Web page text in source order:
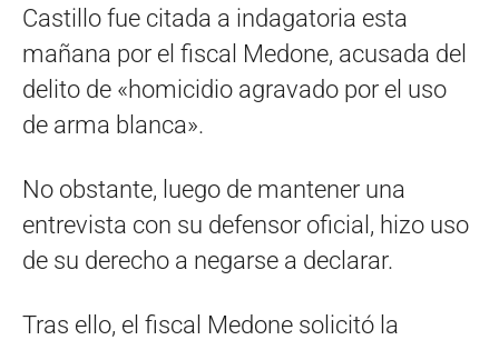
Castillo fue citada a indagatoria esta
mañana por el fiscal Medone, acusada del
delito de «homicidio agravado por el uso
de arma blanca».
No obstante, luego de mantener una
entrevista con su defensor oficial, hizo uso
de su derecho a negarse a declarar.
Tras ello, el fiscal Medone solicitó la